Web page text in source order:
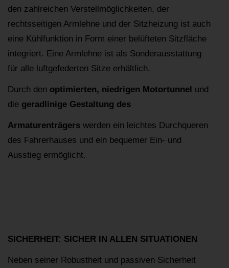
den zahlreichen Verstellmöglichkeiten, der
rechtsseitigen Armlehne und der Sitzheizung ist auch
eine Kühlfunktion in Form einer belüfteten Sitzfläche
integriert. Eine Armlehne ist als Sonderausstattung
für alle luftgefederten Sitze erhältlich.
Durch den optimierten, niedrigen Motortunnel und
die geradlinige Gestaltung des
Armaturenträgers werden ein leichtes Durchqueren
des Fahrerhauses und ein bequemer Ein- und
Ausstieg ermöglicht.
SICHERHEIT: SICHER IN ALLEN SITUATIONEN
Neben seiner Robustheit und passiven Sicherheit